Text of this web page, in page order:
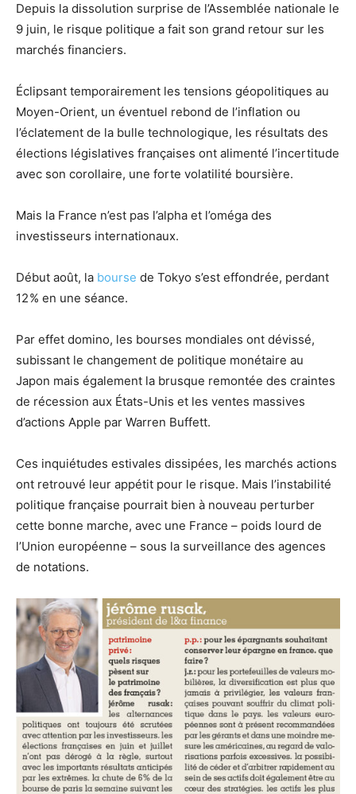
Depuis la dissolution surprise de l’Assemblée nationale le
9 juin, le risque politique a fait son grand retour sur les
marchés financiers.
Éclipsant temporairement les tensions géopolitiques au
Moyen-Orient, un éventuel rebond de l’inflation ou
l’éclatement de la bulle technologique, les résultats des
élections législatives françaises ont alimenté l’incertitude
avec son corollaire, une forte volatilité boursière.
Mais la France n’est pas l’alpha et l’oméga des
investisseurs internationaux.
Début août, la bourse de Tokyo s’est effondrée, perdant
12 % en une séance.
Par effet domino, les bourses mondiales ont dévissé,
subissant le changement de politique monétaire au
Japon mais également la brusque remontée des craintes
de récession aux États-Unis et les ventes massives
d’actions Apple par Warren Buffett.
Ces inquiétudes estivales dissipées, les marchés actions
ont retrouvé leur appétit pour le risque. Mais l’instabilité
politique française pourrait bien à nouveau perturber
cette bonne marche, avec une France – poids lourd de
l’Union européenne – sous la surveillance des agences
de notations.